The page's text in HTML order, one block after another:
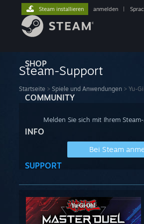
SHOP
COMMUNITY
INFO
SUPPORT
Steam installieren anmelden
Steam-Support
Startseite > Spiele und Anwendungen > Yu-
Melden Sie sich mit Ihrem
Bei Steam